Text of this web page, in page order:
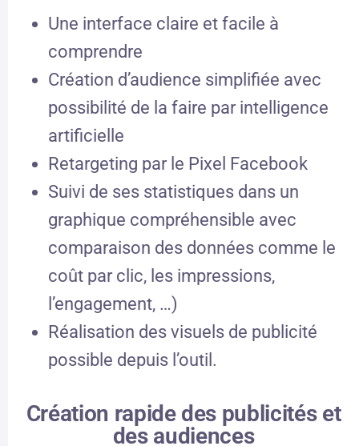
Une interface claire et facile à
comprendre
Création d’audience simplifiée avec
possibilité de la faire par intelligence
artificielle
Retargeting par le Pixel Facebook
Suivi de ses statistiques dans un
graphique compréhensible avec
comparaison des données comme le
coût par clic, les impressions,
l’engagement, …)
Réalisation des visuels de publicité
possible depuis l’outil.
Création rapide des publicités et
des audiences